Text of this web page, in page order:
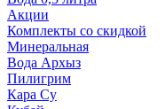
Акции
Комплекты со скидкой
Минеральная
Вода Архыз
Пилигрим
Кара Су